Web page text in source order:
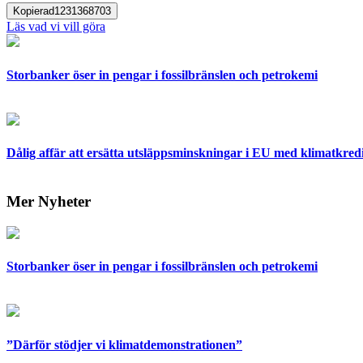
Kopierad1231368703
Läs vad vi vill göra
Storbanker öser in pengar i fossilbränslen och petrokemi
Dålig affär att ersätta utsläppsminskningar i EU med
Mer Nyheter
Storbanker öser in pengar i fossilbränslen och petrokemi
”Därför stödjer vi klimatdemonstrationen”